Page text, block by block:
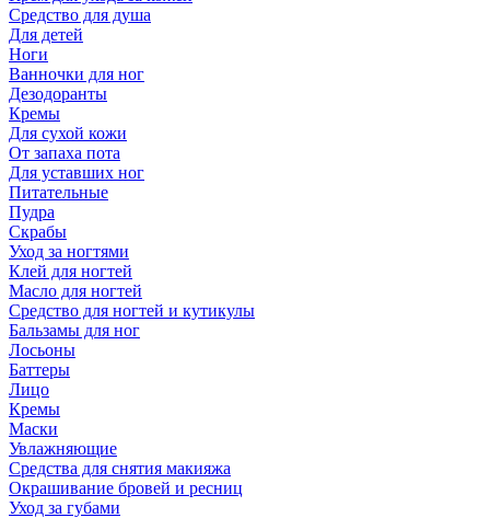
Средство для душа
Для детей
Ноги
Ванночки для ног
Дезодоранты
Кремы
Для сухой кожи
От запаха пота
Для уставших ног
Питательные
Пудра
Скрабы
Уход за ногтями
Клей для ногтей
Масло для ногтей
Средство для ногтей и кутикулы
Бальзамы для ног
Лосьоны
Баттеры
Лицо
Кремы
Маски
Увлажняющие
Средства для снятия макияжа
Окрашивание бровей и ресниц
Уход за губами